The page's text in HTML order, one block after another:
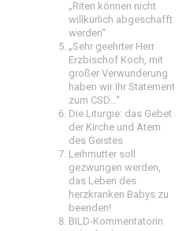
„Riten können nicht
willkürlich abgeschafft
werden“
„Sehr geehrter Herr
Erzbischof Koch, mit
großer Verwunderung
haben wir Ihr Statement
zum CSD…“
Die Liturgie: das Gebet
der Kirche und Atem
des Geistes
Leihmutter soll
gezwungen werden,
das Leben des
herzkranken Babys zu
beenden!
BILD-Kommentatorin